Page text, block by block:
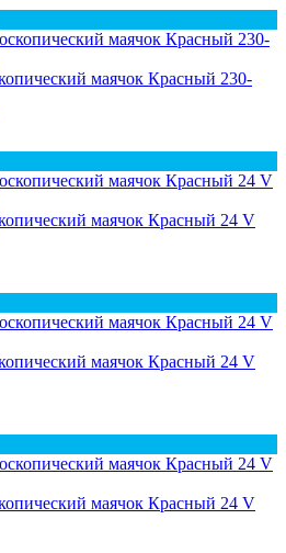
маячок Красный 230-
маячок Красный 24 V
маячок Красный 24 V
маячок Красный 24 V